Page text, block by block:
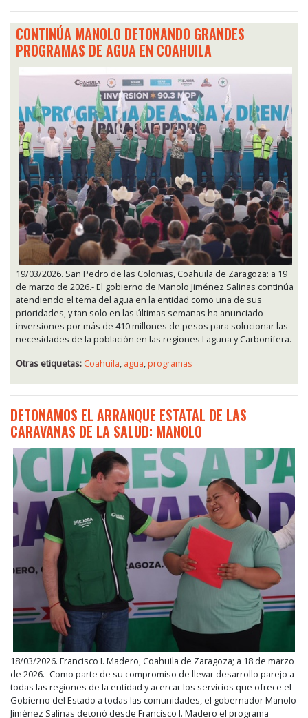
CONTINÚA MANOLO DETONANDO GRANDES
PROGRAMAS DE AGUA EN COAHUILA
19/03/2026. San Pedro de las Colonias, Coahuila de Zaragoza: a 19
de marzo de 2026.- El gobierno de Manolo Jiménez Salinas continúa
atendiendo el tema del agua en la entidad como una de sus
prioridades, y tan solo en las últimas semanas ha anunciado
inversiones por más de 410 millones de pesos para solucionar las
necesidades de la población en las regiones Laguna y Carbonífera.
Otras etiquetas: Coahuila, agua,programas
DETONAMOS EL ARRANQUE ESTATAL DE LAS
CARAVANAS DE LA SALUD: MANOLO
18/03/2026. Francisco I. Madero, Coahuila de Zaragoza; a 18 de marzo
de 2026.- Como parte de su compromiso de llevar desarrollo parejo a
todas las regiones de la entidad y acercar los servicios que ofrece el
Gobierno del Estado a todas las comunidades, el gobernador Manolo
Jiménez Salinas detonó desde Francisco I. Madero el programa